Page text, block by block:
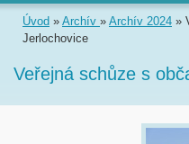
Úvod » Archív » Archív 2024 »
Jerlochovice
Veřejná schůze s